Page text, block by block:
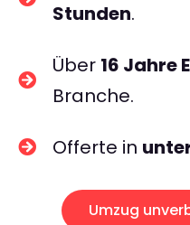
Stunden.
Über 16 Jahre
Branche.
Offerte in
Umzug